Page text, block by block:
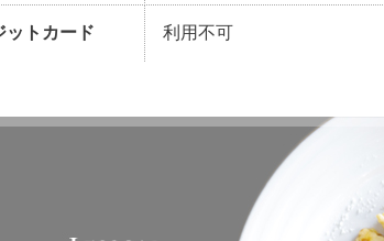
ットカード 利用不可